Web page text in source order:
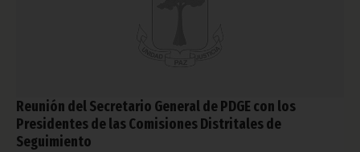
Reunión del Secretario General de PDGE con los
Presidentes de las Comisiones Distritales de
Seguimiento